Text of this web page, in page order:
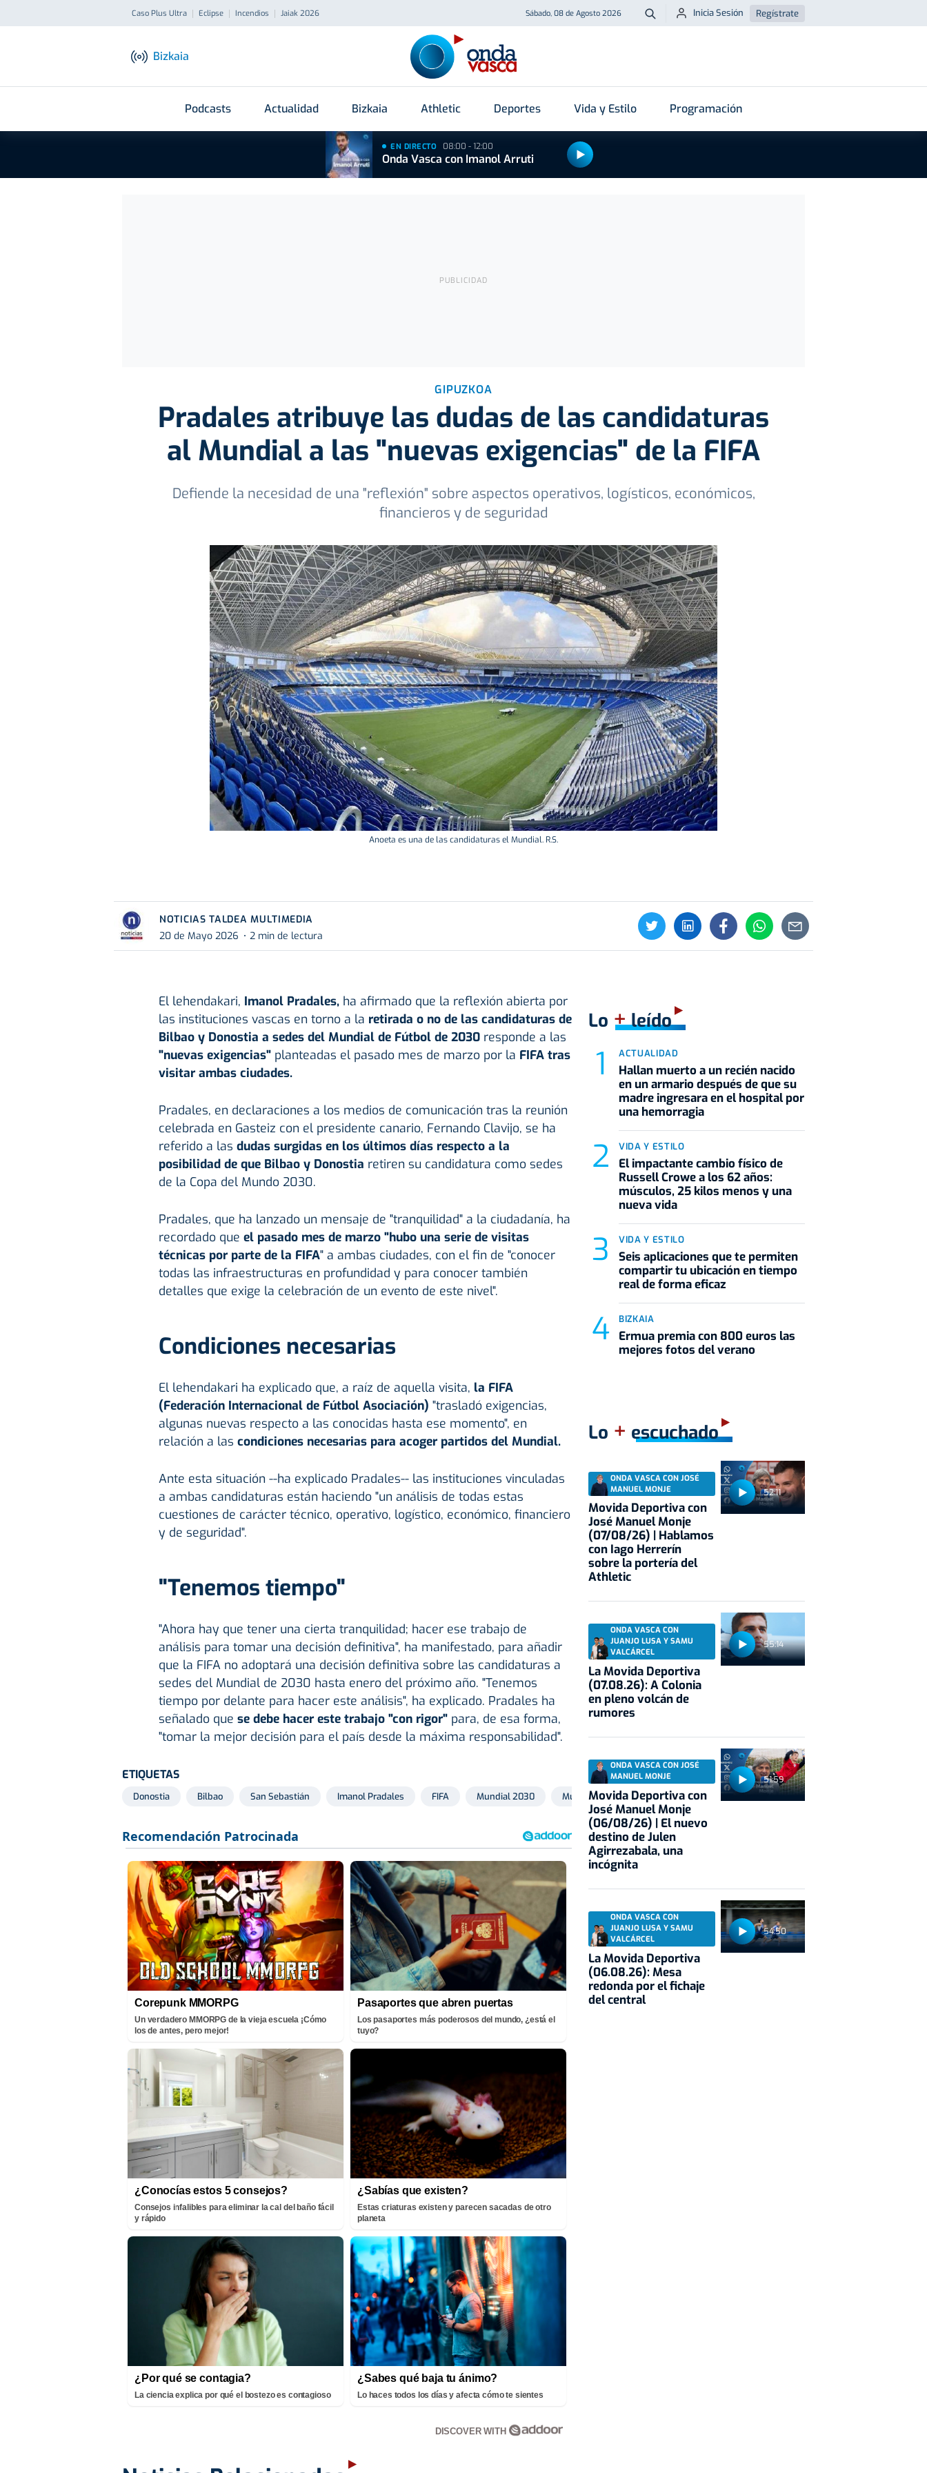
Caso Plus Ultra Eclipse Incendios Jaiak 2026 Sábado, 08 de Agosto 2026 Buscar
Inicia Sesión Regístrate
Bizkaia
Podcasts Actualidad Bizkaia Athletic Deportes Vida y Estilo Programación
EN DIRECTO 08:00 - 12:00
Onda Vasca con Imanol Arruti
GIPUZKOA
Pradales atribuye las dudas de las candidaturas
al Mundial a las "nuevas exigencias" de la FIFA
Defiende la necesidad de una "reflexión" sobre aspectos operativos, logísticos, económicos,
financieros y de seguridad
Anoeta es una de las candidaturas el Mundial. R.S.
NOTICIAS TALDEA MULTIMEDIA
20 de Mayo 2026
2 min de lectura
El lehendakari, Imanol Pradales,ha afirmado que la reflexión abierta por
las instituciones vascas en torno a la retirada o no de las candidaturas de
Bilbao y Donostia a sedes del Mundial de Fútbol de 2030responde a las
"nuevas exigencias"planteadas el pasado mes de marzo por la FIFA tras
visitar ambas ciudades.
Pradales, en declaraciones a los medios de comunicación tras la reunión
celebrada en Gasteiz con el presidente canario, Fernando Clavijo, se ha
referido a las dudas surgidas en los últimos días respecto a la
posibilidad de que Bilbao y Donostia retiren su candidatura como sedes
de la Copa del Mundo 2030.
Pradales, que ha lanzado un mensaje de "tranquilidad" a la ciudadanía, ha
recordado que el pasado mes de marzo "hubo una serie de visitas
técnicas por parte de la FIFA" a ambas ciudades, con el fin de "conocer
todas las infraestructuras en profundidad y para conocer también
detalles que exige la celebración de un evento de este nivel".
Condiciones necesarias
El lehendakari ha explicado que, a raíz de aquella visita, la FIFA
(Federación Internacional de Fútbol Asociación) "trasladó exigencias,
algunas nuevas respecto a las conocidas hasta ese momento", en
relación a las condiciones necesarias para acoger partidos del Mundial.
Ante esta situación --ha explicado Pradales-- las instituciones vinculadas
a ambas candidaturas están haciendo "un análisis de todas estas
cuestiones de carácter técnico, operativo, logístico, económico, financiero
y de seguridad".
"Tenemos tiempo"
"Ahora hay que tener una cierta tranquilidad; hacer ese trabajo de
análisis para tomar una decisión definitiva", ha manifestado, para añadir
que la FIFA no adoptará una decisión definitiva sobre las candidaturas a
sedes del Mundial de 2030 hasta enero del próximo año. "Tenemos
tiempo por delante para hacer este análisis", ha explicado. Pradales ha
señalado que se debe hacer este trabajo "con rigor"para, de esa forma,
"tomar la mejor decisión para el país desde la máxima responsabilidad".
ETIQUETAS
Donostia Bilbao San Sebastián Imanol Pradales FIFA Mundial 2030 Mundial Euskadi
Corepunk MMORPG
Un verdadero MMORPG de la vieja escuela ¡Cómo
los de antes, pero mejor!
Pasaportes que abren puertas
Los pasaportes más poderosos del mundo, ¿está el
tuyo?
¿Conocías estos 5 consejos?
Consejos infalibles para eliminar la cal del baño fácil
y rápido
¿Sabías que existen?
Estas criaturas existen y parecen sacadas de otro
planeta
¿Por qué se contagia?
La ciencia explica por qué el bostezo es contagioso
¿Sabes qué baja tu ánimo?
Lo haces todos los días y afecta cómo te sientes
DISCOVER WITH
Lo +leído
ACTUALIDAD
Hallan muerto a un recién nacido
en un armario después de que su
madre ingresara en el hospital por
una hemorragia
VIDA Y ESTILO
El impactante cambio físico de
Russell Crowe a los 62 años:
músculos, 25 kilos menos y una
nueva vida
VIDA Y ESTILO
Seis aplicaciones que te permiten
compartir tu ubicación en tiempo
real de forma eficaz
BIZKAIA
Ermua premia con 800 euros las
mejores fotos del verano
Lo + escuchado
52:11
ONDA VASCA CON JOSÉ
MANUEL MONJE
Movida Deportiva con
José Manuel Monje
(07/08/26) | Hablamos
con Iago Herrerín
sobre la portería del
Athletic
55:14
ONDA VASCA CON
JUANJO LUSA Y SAMU
VALCÁRCEL
La Movida Deportiva
(07.08.26): A Colonia
en pleno volcán de
rumores
51:59
ONDA VASCA CON JOSÉ
MANUEL MONJE
Movida Deportiva con
José Manuel Monje
(06/08/26) | El nuevo
destino de Julen
Agirrezabala, una
incógnita
54:50
ONDA VASCA CON
JUANJO LUSA Y SAMU
VALCÁRCEL
La Movida Deportiva
(06.08.26): Mesa
redonda por el fichaje
del central